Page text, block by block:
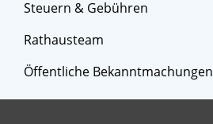
Steuern & Gebühren
Rathausteam
Öffentliche Bekanntmachungen